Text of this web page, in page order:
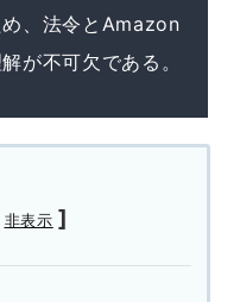
、法令とAmazon
が不可欠である。
非表示 ]